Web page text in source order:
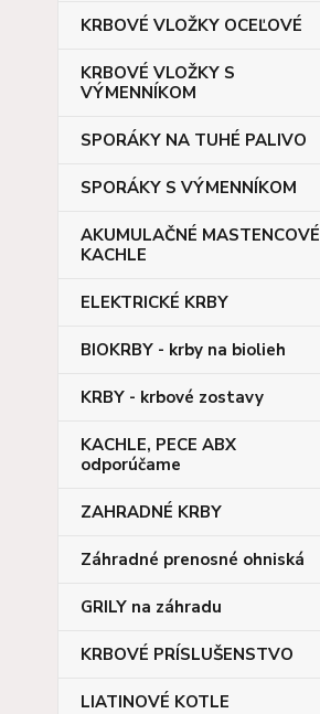
KRBOVÉ VLOŽKY OCEĽOVÉ
KRBOVÉ VLOŽKY S
VÝMENNÍKOM
SPORÁKY NA TUHÉ PALIVO
SPORÁKY S VÝMENNÍKOM
AKUMULAČNÉ MASTENCOVÉ
KACHLE
ELEKTRICKÉ KRBY
BIOKRBY - krby na biolieh
KRBY - krbové zostavy
KACHLE, PECE ABX
odporúčame
ZAHRADNÉ KRBY
Záhradné prenosné ohniská
GRILY na záhradu
KRBOVÉ PRÍSLUŠENSTVO
LIATINOVÉ KOTLE